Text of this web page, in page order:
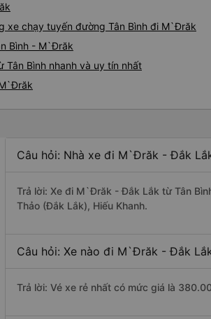
xe chạy tuyến đường Tân Bình đi M`Đrăk
Bình - M`Đrăk
Bình nhanh và uy tín nhất
Câu hỏi: Nhà xe đi M`Đrăk - Đắk
Trả lời: Xe đi M`Đrăk - Đắk Lắk từ Tân
Thảo (Đắk Lắk), Hiếu Khanh.
Câu hỏi: Xe nào đi M`Đrăk - Đắk
Trả lời: Vé xe rẻ nhất có mức giá là